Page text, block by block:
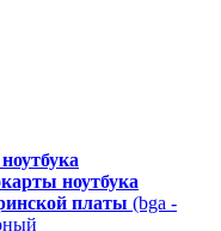
ноутбука
платы (bga -